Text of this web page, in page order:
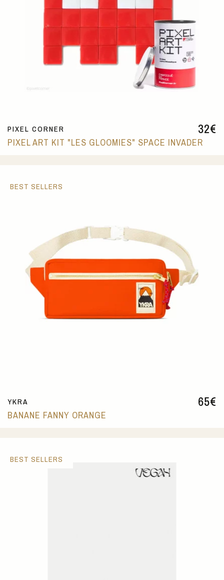
32€
PIXEL CORNER
PIXEL ART KIT "LES GLOOMIES" SPACE INVADER
65€
YKRA
BANANE FANNY ORANGE
BEST SELLERS
BEST SELLERS